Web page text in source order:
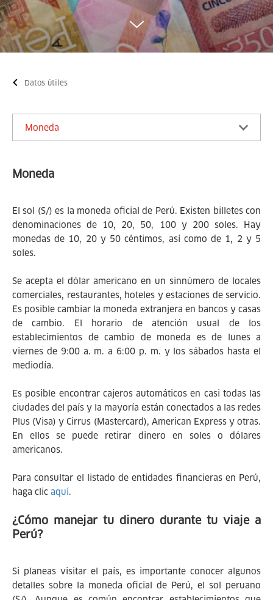
Datos útiles
Moneda
Moneda
El sol (S/) es la moneda oficial de Perú. Existen billetes con
denominaciones de 10, 20, 50, 100 y 200 soles. Hay
monedas de 10, 20 y 50 céntimos, así como de 1, 2 y 5
soles.
Se acepta el dólar americano en un sinnúmero de locales
comerciales, restaurantes, hoteles y estaciones de servicio.
Es posible cambiar la moneda extranjera en bancos y casas
de cambio. El horario de atención usual de los
establecimientos de cambio de moneda es de lunes a
viernes de 9:00 a. m. a 6:00 p. m. y los sábados hasta el
mediodía.
Es posible encontrar cajeros automáticos en casi todas las
ciudades del país y la mayoría están conectados a las redes
Plus (Visa) y Cirrus (Mastercard), American Express y otras.
En ellos se puede retirar dinero en soles o dólares
americanos.
Para consultar el listado de entidades financieras en Perú,
haga clic aquí.
¿Cómo manejar tu dinero durante tu viaje a
Perú?
Si planeas visitar el país, es importante conocer algunos
detalles sobre la moneda oficial de Perú, el sol peruano